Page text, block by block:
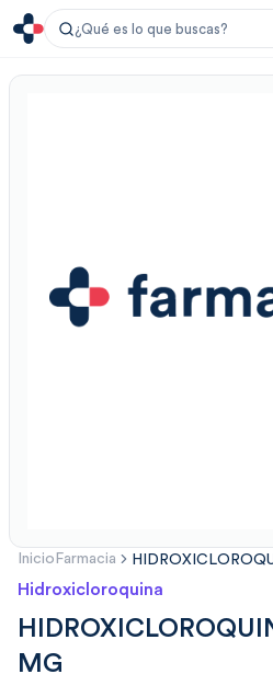
¿Qué es lo que buscas?
Inicio Farmacia
Hidroxicloroquina
MG